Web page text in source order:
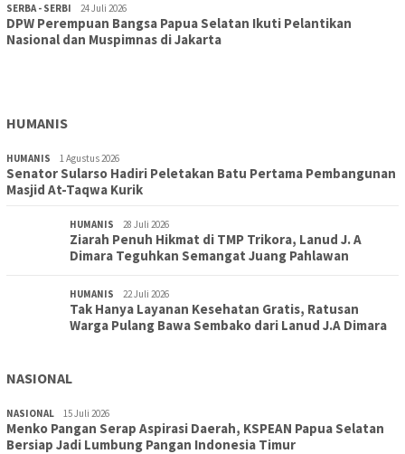
SERBA - SERBI 24 Juli 2026
DPW Perempuan Bangsa Papua Selatan Ikuti Pelantikan
Nasional dan Muspimnas di Jakarta
TOPIK 30 Juli 2026
Wujudkan Sekolah Adiwiyata:SD Inpres Polder Merauke
HUMANIS
HUMANIS 1 Agustus 2026
Senator Sularso Hadiri Peletakan Batu Pertama Pembangunan
Masjid At-Taqwa Kurik
HUMANIS 28 Juli 2026
Ziarah Penuh Hikmat di TMP Trikora, Lanud J. A
Dimara Teguhkan Semangat Juang Pahlawan
HUMANIS 22 Juli 2026
Tak Hanya Layanan Kesehatan Gratis, Ratusan
Warga Pulang Bawa Sembako dari Lanud J.A Dimara
NASIONAL
NASIONAL 15 Juli 2026
Menko Pangan Serap Aspirasi Daerah, KSPEAN Papua Selatan
Bersiap Jadi Lumbung Pangan Indonesia Timur